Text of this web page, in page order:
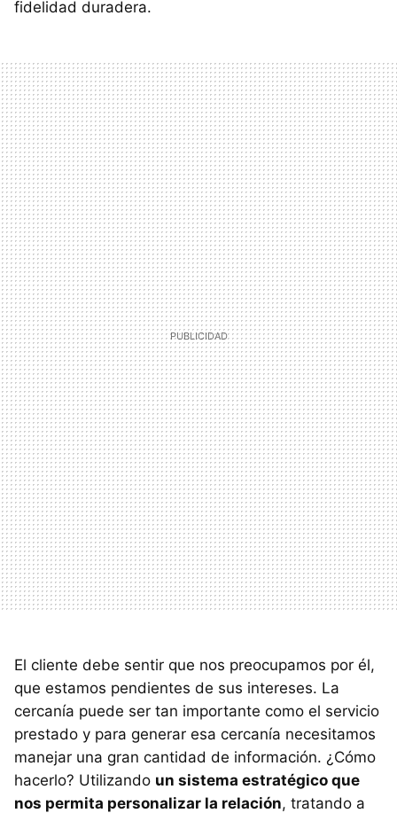
fidelidad duradera.
El cliente debe sentir que nos preocupamos por él,
que estamos pendientes de sus intereses. La
cercanía puede ser tan importante como el servicio
prestado y para generar esa cercanía necesitamos
manejar una gran cantidad de información. ¿Cómo
hacerlo? Utilizando un sistema estratégico que
nos permita personalizar la relación, tratando a